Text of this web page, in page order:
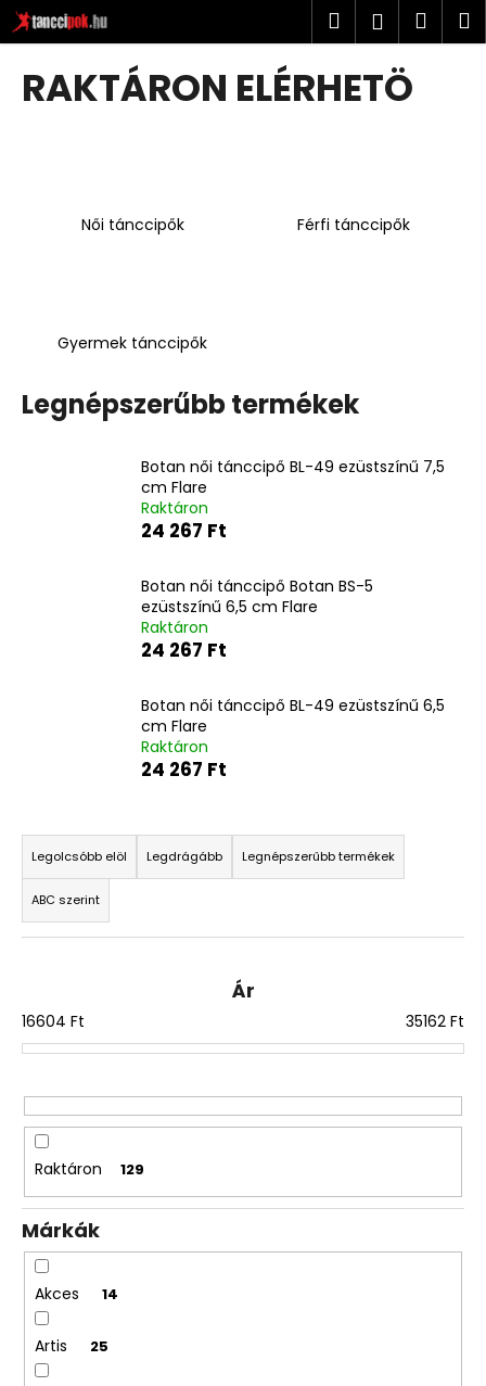
Ugrás
fő
tartalomhoz
Keresés
RAKTÁRON ELÉRHETÖ
Női tánccipők Férfi tánccipők
Gyermek tánccipők
Legnépszerűbb termékek
Botan női tánccipő BL-49 ezüstszínű 7,5
cm Flare
Raktáron
24 267 Ft
Botan női tánccipő Botan BS-5
ezüstszínű 6,5 cm Flare
Raktáron
24 267 Ft
Botan női tánccipő BL-49 ezüstszínű 6,5
cm Flare
Raktáron
24 267 Ft
T
e
r
m
é
k
r
n
d
e
z
é
s
e
Legolcsóbb elöl Legdrágább Legnépszerűbb termékek
ABC szerint
Ár
16604 Ft 35162 Ft
Raktáron 129
Márkák
Akces 14
Artis 25
K
o
KERESÉS